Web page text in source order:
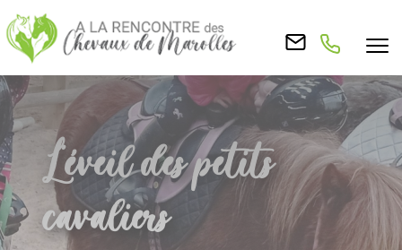
FORMULE COURS SUR LA
RELATION
L'éveil des petits
cavaliers